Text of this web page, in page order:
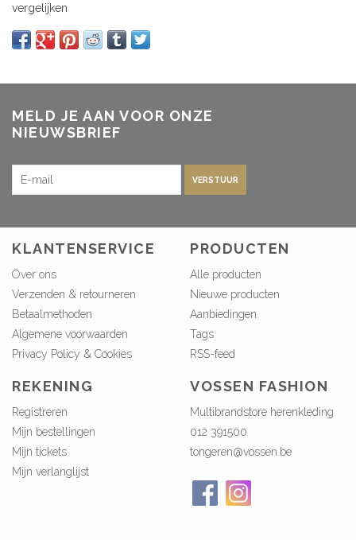
vergelijken
MELD JE AAN VOOR ONZE
NIEUWSBRIEF
VERSTUUR
KLANTENSERVICE
Over ons
Verzenden & retourneren
Betaalmethoden
Algemene voorwaarden
Privacy Policy & Cookies
PRODUCTEN
Alle producten
Nieuwe producten
Aanbiedingen
Tags
RSS-feed
REKENING
Registreren
Mijn bestellingen
Mijn tickets
Mijn verlanglijst
VOSSEN FASHION
Multibrandstore herenkleding
012 391500
tongeren@vossen.be